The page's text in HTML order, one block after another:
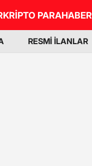
KRİPTO PARAHABER
RESMİ İLANLAR